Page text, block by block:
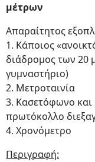
μέτρων
Απαραίτητος
1. Κάποιος
διάδρομος των 20
γυμναστήριο)
2. Μετροταινία
3. Κασετόφωνο και
πρωτόκολλο
4. Χρονόμετρο
Περιγραφή: